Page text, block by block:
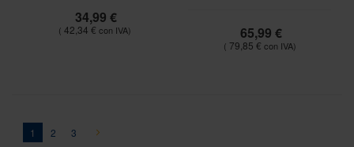
34,99 €
42,34 € 65,99 €
79,85 €
Página
You're currently reading page
1 Página
2 Página
3